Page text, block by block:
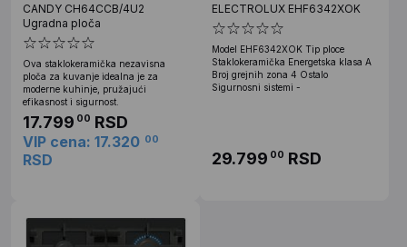
CANDY CH64CCB/4U2
Ugradna ploča
Ova staklokeramička nezavisna
ploča za kuvanje idealna je za
moderne kuhinje, pružajući
efikasnost i sigurnost.
17.799 00 RSD
VIP cena: 17.320 00
RSD
ELECTROLUX EHF6342XOK
Model EHF6342XOK Tip ploce
Staklokeramička Energetska klasa A
Broj grejnih zona 4 Ostalo
Sigurnosni sistemi -
29.799 00 RSD